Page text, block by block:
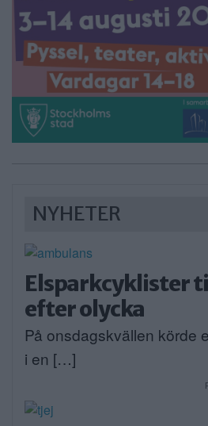
NYHETER
Elsparkcyklister
efter olycka
På onsdagskvällen körde
i en […]